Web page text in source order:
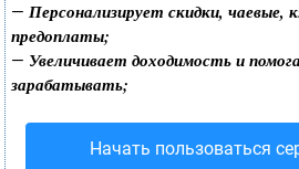
— Персонализирует скидки, чаевые,
предоплаты;
— Увеличивает доходимость и
зарабатывать;
Начать пользоваться
Платформа:
Дата выхода:
Смотрящий?: